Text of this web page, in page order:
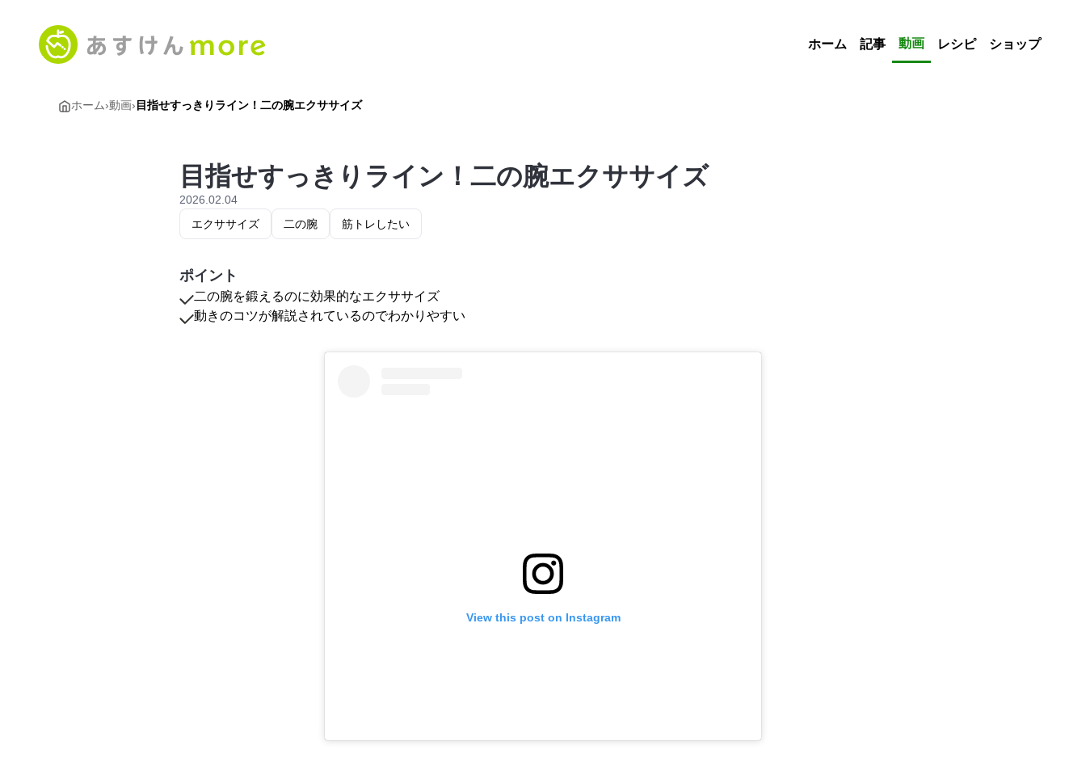
ホーム 記事 動画 レシピ ショップ
ホーム›動画› 目指せすっきりライン！二の腕エクササイズ
目指せすっきりライン！二の腕エクササイズ
2026.02.04
エクササイズ
二の腕 筋トレしたい
ポイント
二の腕を鍛えるのに効果的なエクササイズ
動きのコツが解説されているのでわかりやすい
View this post on Instagram